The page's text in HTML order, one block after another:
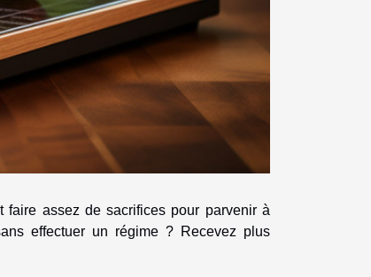
faire assez de sacrifices pour parvenir à
effectuer un régime ? Recevez plus